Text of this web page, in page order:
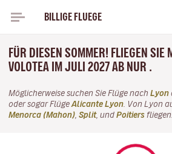
BILLIGE FLUEGE
FÜR DIESEN SOMMER! FLIEGEN SIE
VOLOTEA IM JULI 2027 AB NUR .
Möglicherweise suchen Sie Flüge nach Lyon
oder sogar Flüge Alicante Lyon . Von Lyon
Menorca (Mahon) Split, und Poitiers fliegen.